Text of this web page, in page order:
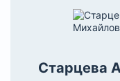
Старцева